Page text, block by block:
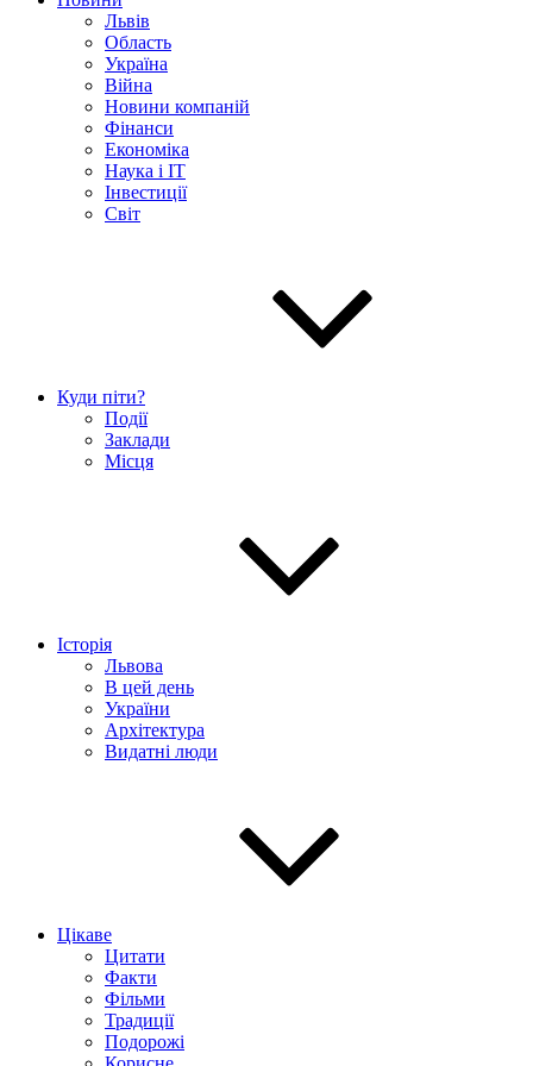
Львів
Область
Україна
Війна
Новини компаній
Фінанси
Економіка
Наука і IT
Інвестиції
Світ
Куди піти?
Події
Заклади
Місця
Історія
Львова
В цей день
України
Архітектура
Видатні люди
Цікаве
Цитати
Факти
Фільми
Традиції
Подорожі